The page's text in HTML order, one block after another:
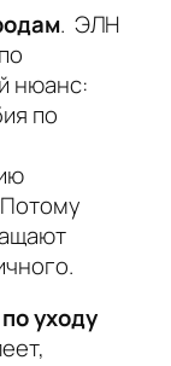
. ЭЛН
нюанс:
по
уходу